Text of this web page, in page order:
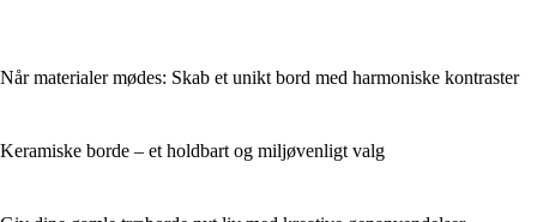
Når materialer mødes: Skab et unikt bord med harmoniske kontraster
Keramiske borde – et holdbart og miljøvenligt valg